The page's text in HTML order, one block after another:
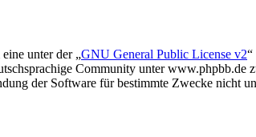
unter der „GNU General Public License v2“
Community unter
der Software für bestimmte Zwecke nicht